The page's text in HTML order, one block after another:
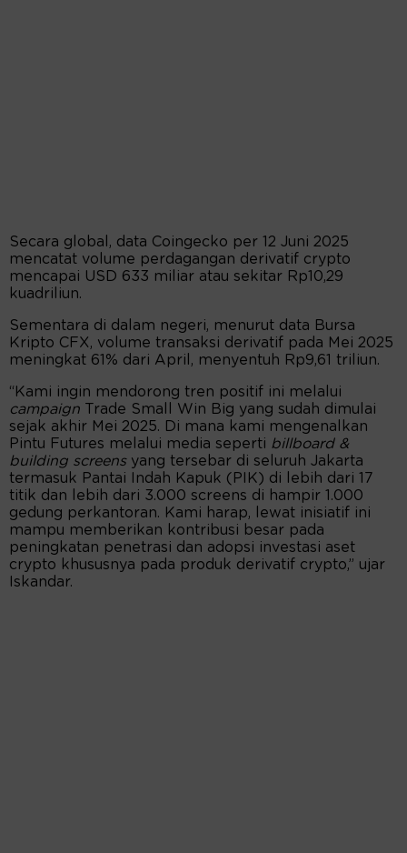
Secara global, data Coingecko per 12 Juni 2025
mencatat volume perdagangan derivatif crypto
mencapai USD 633 miliar atau sekitar Rp10,29
kuadriliun.
Sementara di dalam negeri, menurut data Bursa
Kripto CFX, volume transaksi derivatif pada Mei 2025
meningkat 61% dari April, menyentuh Rp9,61 triliun.
“Kami ingin mendorong tren positif ini melalui
campaign Trade Small Win Big yang sudah dimulai
sejak akhir Mei 2025. Di mana kami mengenalkan
Pintu Futures melalui media seperti billboard &
building screensyang tersebar di seluruh Jakarta
termasuk Pantai Indah Kapuk (PIK) di lebih dari 17
titik dan lebih dari 3.000 screens di hampir 1.000
gedung perkantoran. Kami harap, lewat inisiatif ini
mampu memberikan kontribusi besar pada
peningkatan penetrasi dan adopsi investasi aset
crypto khususnya pada produk derivatif crypto,” ujar
Iskandar.